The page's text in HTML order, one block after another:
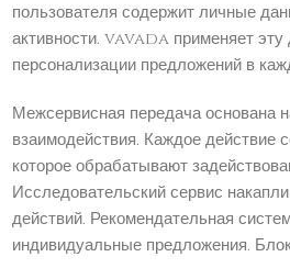
пользователя содержит личные
активности. vavada применяет
персонализации предложений в
Межсервисная передача основана
взаимодействия. Каждое действие
которое обрабатывают
Исследовательский сервис
действий. Рекомендательная
индивидуальные предложения.